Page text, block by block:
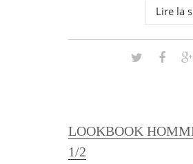
Lire la
LOOKBOOK
1/2